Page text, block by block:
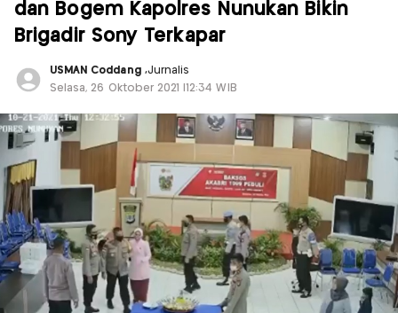
dan Bogem Kapolres Nunukan Bikin
Brigadir Sony Terkapar
USMAN Coddang ,Jurnalis
Selasa, 26 Oktober 2021 |12:34 WIB